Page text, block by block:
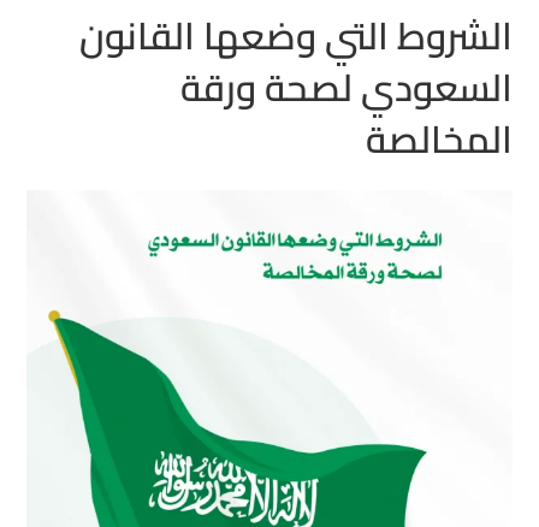
الشروط التي وضعها القانون
السعودي لصحة ورقة
المخالصة